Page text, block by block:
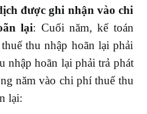
được ghi nhận vào chi
lại: Cuối năm, kế toán
thu nhập hoãn lại phải
nhập hoãn lại phải trả phát
năm vào chi phí thuế thu
lại: